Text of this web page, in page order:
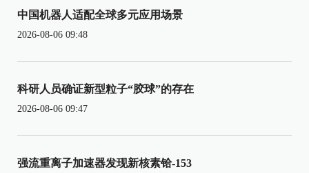
中国机器人适配全球多元应用场景
2026-08-06 09:48
科研人员确证新型粒子“胶球”的存在
2026-08-06 09:47
强流重离子加速器发现新核素铪-153